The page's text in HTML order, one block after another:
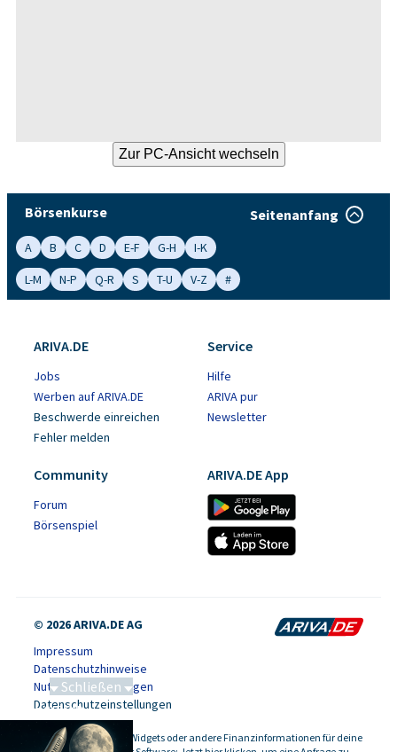
Börsenkurse Seitenanfang
A B C D E-F G-H
I-K
L-M
N-P Q-R S T-U V-Z #
ARIVA.DE
Jobs
Werben auf ARIVA.DE
Beschwerde einreichen
Fehler melden
Service
Hilfe
ARIVA pur
Newsletter
Community
Forum
Börsenspiel
ARIVA.DE App
© 2026 ARIVA.DE AG
Impressum
Datenschutzhinweise
Nutzungsbedingungen
Datenschutzeinstellungen
Kursdaten, Widgets oder andere Finanzinformationen für deine
Schließen
Saga bei 0,53 CAD